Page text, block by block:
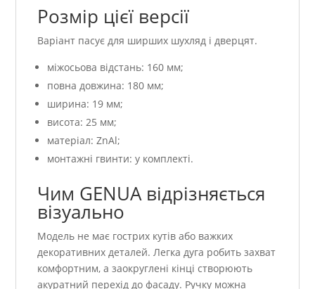
Розмір цієї версії
Варіант пасує для ширших шухляд і дверцят.
міжосьова відстань: 160 мм;
повна довжина: 180 мм;
ширина: 19 мм;
висота: 25 мм;
матеріал: ZnAl;
монтажні гвинти: у комплекті.
Чим GENUA відрізняється
візуально
Модель не має гострих кутів або важких
декоративних деталей. Легка дуга робить захват
комфортним, а заокруглені кінці створюють
акуратний перехід до фасаду. Ручку можна